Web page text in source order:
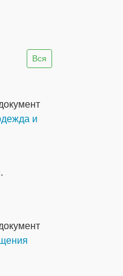
Вся
и